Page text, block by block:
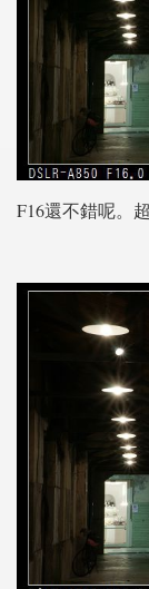
F16還不錯呢。